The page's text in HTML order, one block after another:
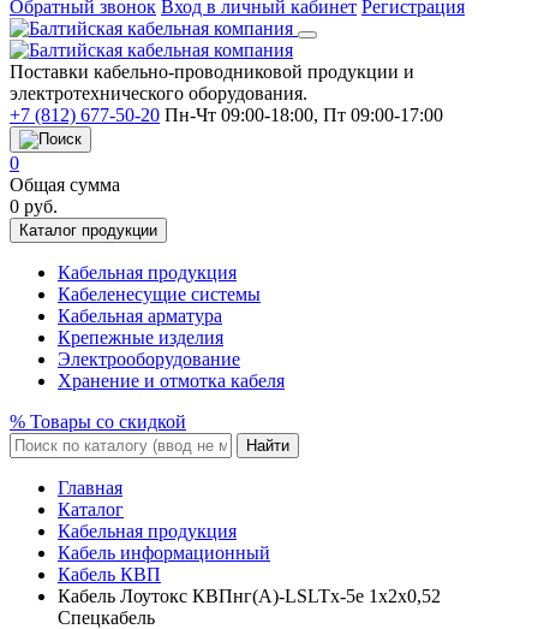
Обратный звонок Вход в личный кабинет Регистрация
Поставки кабельно-проводниковой продукции и
электротехнического оборудования.
+7 (812) 677-50-20 Пн-Чт 09:00-18:00, Пт 09:00-17:00
0
Общая сумма
0 руб.
Каталог продукции
Кабельная продукция
Кабеленесущие системы
Кабельная арматура
Крепежные изделия
Электрооборудование
Хранение и отмотка кабеля
% Товары со скидкой
Найти
Главная
Каталог
Кабельная продукция
Кабель информационный
Кабель КВП
Кабель Лоутокс КВПнг(A)-LSLTx-5е 1x2x0,52
Спецкабель